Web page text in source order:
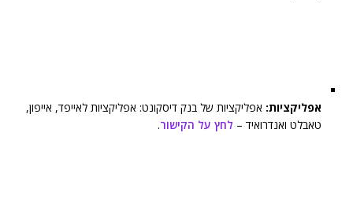
אפליקציות: אפליקציות של בנק דיסקונט: אפליקציות לאייפד, אייפון,
טאבלט ואנדרואיד – לחץ על הקישור.